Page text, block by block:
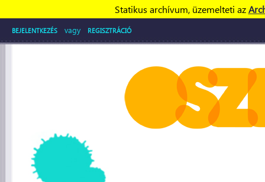
Statikus archívum, üzemelteti az
BEJELENTKEZÉS vagy REGISZTRÁCIÓ